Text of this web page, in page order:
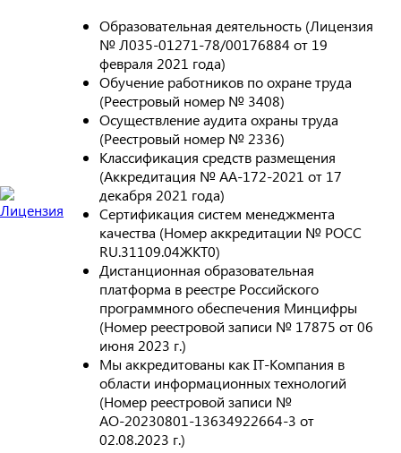
Образовательная деятельность (Лицензия
№ Л035-01271-78/00176884 от 19
февраля 2021 года)
Обучение работников по охране труда
(Реестровый номер № 3408)
Осуществление аудита охраны труда
(Реестровый номер № 2336)
Классификация средств размещения
(Аккредитация № АА-172-2021 от 17
декабря 2021 года)
Сертификация систем менеджмента
качества (Номер аккредитации № РОСС
RU.31109.04ЖКТ0)
Дистанционная образовательная
платформа в реестре Российского
программного обеспечения Минцифры
(Номер реестровой записи № 17875 от 06
июня 2023 г.)
Мы аккредитованы как IT-Компания в
области информационных технологий
(Номер реестровой записи №
АО-20230801-13634922664-3 от
02.08.2023 г.)